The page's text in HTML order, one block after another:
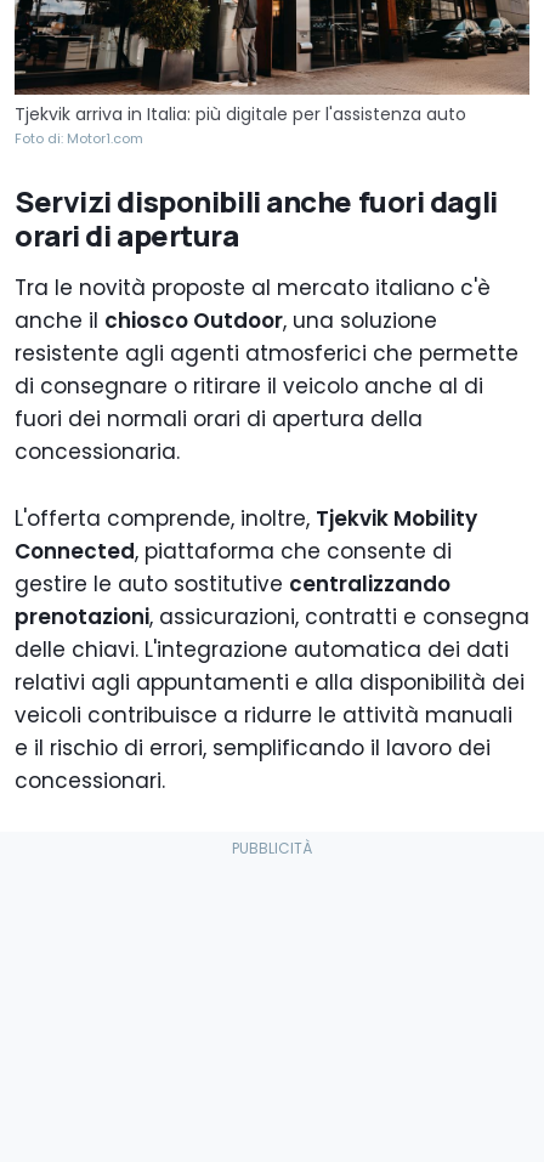
Tjekvik arriva in Italia: più digitale per l'assistenza auto
Foto di: Motor1.com
Servizi disponibili anche fuori dagli
orari di apertura
Tra le novità proposte al mercato italiano c'è
anche il chiosco Outdoor, una soluzione
resistente agli agenti atmosferici che permette
di consegnare o ritirare il veicolo anche al di
fuori dei normali orari di apertura della
concessionaria.
L'offerta comprende, inoltre, Tjekvik Mobility
Connected, piattaforma che consente di
gestire le auto sostitutive centralizzando
prenotazioni, assicurazioni, contratti e consegna
delle chiavi. L'integrazione automatica dei dati
relativi agli appuntamenti e alla disponibilità dei
veicoli contribuisce a ridurre le attività manuali
e il rischio di errori, semplificando il lavoro dei
concessionari.